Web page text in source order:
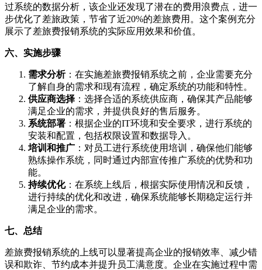
过系统的数据分析，该企业还发现了潜在的费用浪费点，进一
步优化了差旅政策，节省了近20%的差旅费用。这个案例充分
展示了差旅费报销系统的实际应用效果和价值。
六、实施步骤
需求分析：在实施差旅费报销系统之前，企业需要充分
了解自身的需求和现有流程，确定系统的功能和特性。
供应商选择 ：选择合适的系统供应商，确保其产品能够
满足企业的需求，并提供良好的售后服务。
系统部署 ：根据企业的IT环境和安全要求，进行系统的
安装和配置，包括权限设置和数据导入。
培训和推广 ：对员工进行系统使用培训，确保他们能够
熟练操作系统，同时通过内部宣传推广系统的优势和功
能。
持续优化：在系统上线后，根据实际使用情况和反馈，
进行持续的优化和改进，确保系统能够长期稳定运行并
满足企业的需求。
七、总结
差旅费报销系统的上线可以显著提高企业的报销效率、减少错
误和欺诈、节约成本并提升员工满意度。企业在实施过程中需